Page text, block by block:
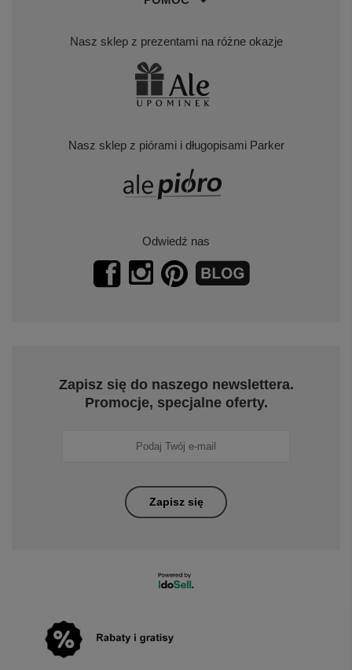
Nasz sklep z prezentami na różne okazje
Nasz sklep z piórami i długopisami Parker
Odwiedź nas
Zapisz się do naszego newslettera.
Promocje, specjalne oferty.
Zapisz się